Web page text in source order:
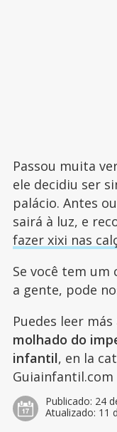
Passou muita
ele decidiu ser
palácio. Antes
sairá à luz, e
fazer xixi nas
Se você tem
a gente, pode
Puedes leer
molhado do
infantil, en la
Guiainfantil.com
Publicado: 24
Atualizado: 11